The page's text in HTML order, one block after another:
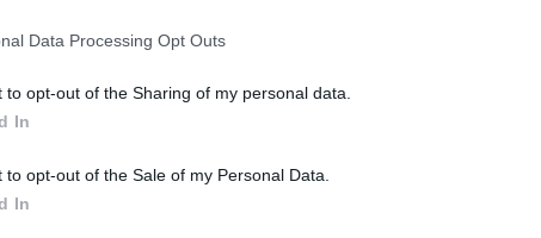
Data Processing Opt Outs
to opt-out of the Sharing of my personal data.
In
to opt-out of the Sale of my Personal Data.
In